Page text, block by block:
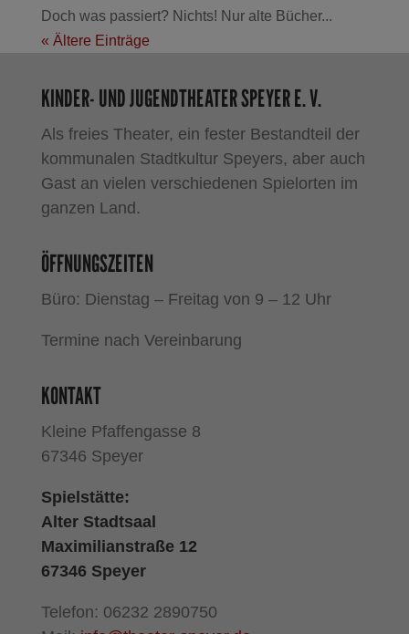
Doch was passiert? Nichts! Nur alte Bücher...
« Ältere Einträge
KINDER- UND JUGENDTHEATER SPEYER E. V.
Als freies Theater, ein fester Bestandteil der
kommunalen Stadtkultur Speyers, aber auch
Gast an vielen verschiedenen Spielorten im
ganzen Land.
ÖFFNUNGSZEITEN
Büro: Dienstag – Freitag von 9 – 12 Uhr
Termine nach Vereinbarung
KONTAKT
Kleine Pfaffengasse 8
67346 Speyer
Spielstätte:
Alter Stadtsaal
Maximilianstraße 12
67346 Speyer
Telefon: 06232 2890750